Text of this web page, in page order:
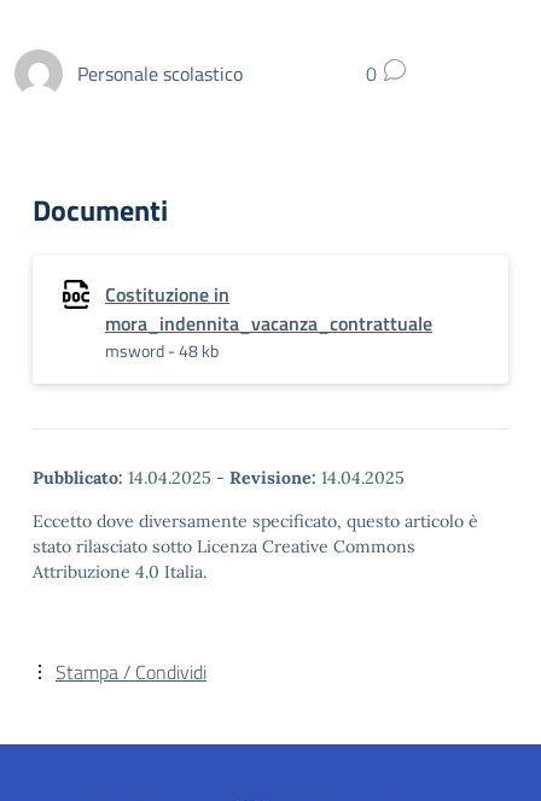
Personale scolastico 0
Documenti
Costituzione in
mora_indennita_vacanza_contrattuale
msword - 48 kb
Pubblicato: 14.04.2025 - Revisione: 14.04.2025
Eccetto dove diversamente specificato, questo articolo è
stato rilasciato sotto Licenza Creative Commons
Attribuzione 4.0 Italia.
Stampa / Condividi